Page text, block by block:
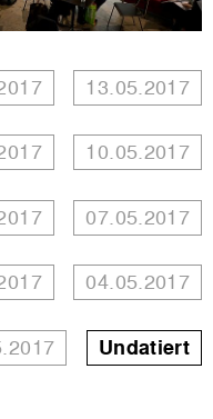
13.05.2017
10.05.2017
07.05.2017
04.05.2017
Undatiert